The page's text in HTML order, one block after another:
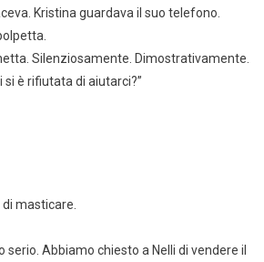
Kristina guardava il suo telefono.
Silenziosamente. Dimostrativamente.
si è rifiutata di aiutarci?”
masticare.
serio. Abbiamo chiesto a Nelli di vendere il